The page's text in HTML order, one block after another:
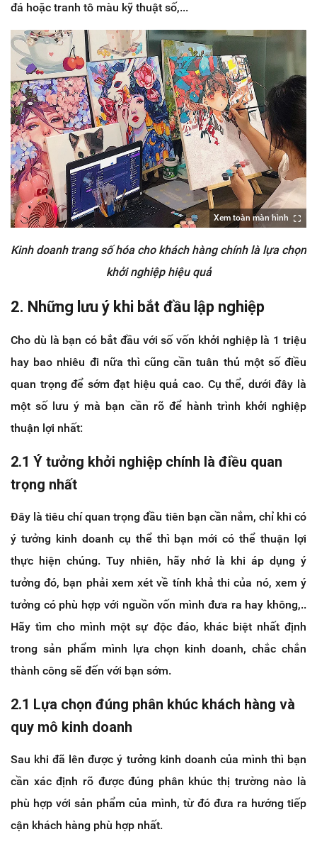
đá hoặc tranh tô màu kỹ thuật số,...
Xem toàn màn hình
Kinh doanh trang số hóa cho khách hàng chính là lựa chọn
khởi nghiệp hiệu quả
2. Những lưu ý khi bắt đầu lập nghiệp
Cho dù là bạn có bắt đầu với số vốn khởi nghiệp là 1 triệu
hay bao nhiêu đi nữa thì cũng cần tuân thủ một số điều
quan trọng để sớm đạt hiệu quả cao. Cụ thể, dưới đây là
một số lưu ý mà bạn cần rõ để hành trình khởi nghiệp
thuận lợi nhất:
2.1 Ý tưởng khởi nghiệp chính là điều quan
trọng nhất
Đây là tiêu chí quan trọng đầu tiên bạn cần nắm, chỉ khi có
ý tưởng kinh doanh cụ thể thì bạn mới có thể thuận lợi
thực hiện chúng. Tuy nhiên, hãy nhớ là khi áp dụng ý
tưởng đó, bạn phải xem xét về tính khả thi của nó, xem ý
tưởng có phù hợp với nguồn vốn mình đưa ra hay không,..
Hãy tìm cho mình một sự độc đáo, khác biệt nhất định
trong sản phẩm mình lựa chọn kinh doanh, chắc chắn
thành công sẽ đến với bạn sớm.
2.1 Lựa chọn đúng phân khúc khách hàng và
quy mô kinh doanh
Sau khi đã lên được ý tưởng kinh doanh của mình thì bạn
cần xác định rõ được đúng phân khúc thị trường nào là
phù hợp với sản phẩm của mình, từ đó đưa ra hướng tiếp
cận khách hàng phù hợp nhất.